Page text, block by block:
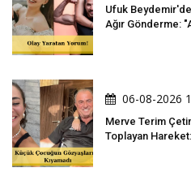
Ufuk
Ağır Gönderme:
06-08-2026
Merve Terim
Toplayan